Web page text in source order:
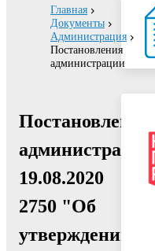
Главная
Документы
Администрация
Постановления
администрации
Постановление
администрации
19.08.2020
2750 "Об
утверждении